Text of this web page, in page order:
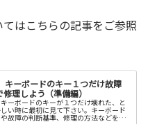
てはこちらの記事をご参照
キーボードのキー１つだけ故障
理しよう（準備編）
ーボードのキーが１つだけ壊れた、と
い時に最初に見て下さい。キーボード
故障の判断基準、修理の方法などを簡